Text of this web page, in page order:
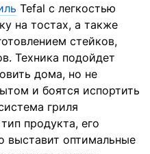
Tefal с легкостью
на тостах, а также
стейков,
Техника подойдет
дома, но не
и боятся испортить
гриля
продукта, его
выставит оптимальные